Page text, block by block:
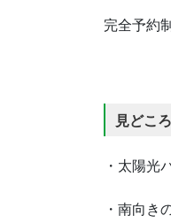
完全予約
見どこ
・太陽光
・南向き